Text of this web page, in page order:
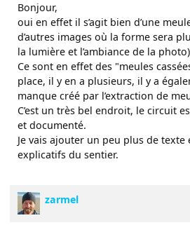
Bonjour,
oui en effet il s’agit bien d’une
d’autres images où la forme sera
la lumière et l’ambiance de la
Ce sont en effet des "meules
place, il y en a plusieurs, il y a
manque créé par l’extraction de
C’est un très bel endroit, le circuit
et documenté.
Je vais ajouter un peu plus de
explicatifs du sentier.
zarmel